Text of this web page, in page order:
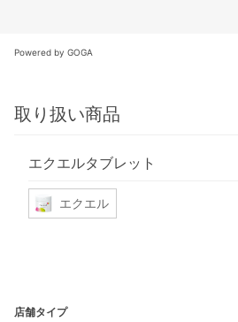
Powered by GOGA
取り扱い商品
エクエルタブレット
エクエル
店舗タイプ